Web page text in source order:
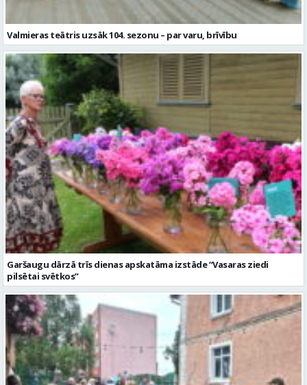
Valmieras teātris uzsāk 104. sezonu – par varu, brīvību
Garšaugu dārzā trīs dienas apskatāma izstāde “Vasaras ziedi
pilsētai svētkos”